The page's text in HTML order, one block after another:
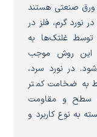
ورق صنعتی هستند
نورد گرم، فلز در
غلتک‌ها به
این روش موجب
در نورد سرد،
به ضخامت کمتر
سطح و مقاومت
به نوع کاربرد و